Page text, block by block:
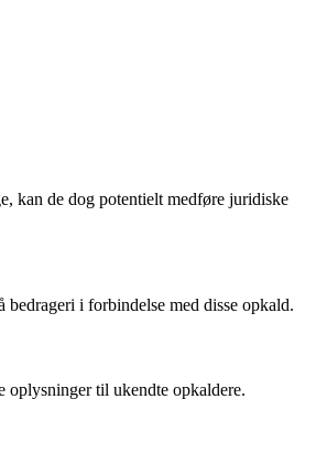
kan de dog potentielt medføre juridiske
i forbindelse med disse opkald.
oplysninger til ukendte opkaldere.